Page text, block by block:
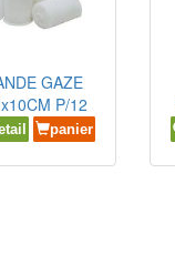
GAZE
P/12
panier